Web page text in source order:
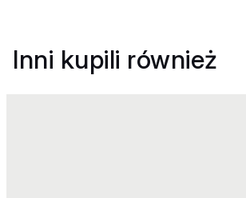
Inni kupili również